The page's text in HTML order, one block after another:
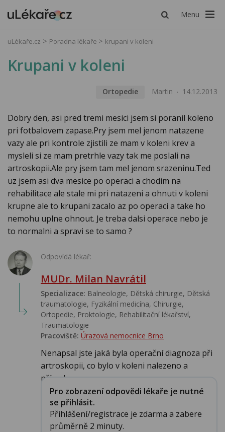
Menu
uLékaře.cz Poradna lékaře krupani v koleni
Krupani v koleni
Ortopedie Martin 14.12.2013
Dobry den, asi pred tremi mesici jsem si poranil koleno
pri fotbalovem zapase.Pry jsem mel jenom natazene
vazy ale pri kontrole zjistili ze mam v koleni krev a
mysleli si ze mam pretrhle vazy tak me poslali na
artroskopii.Ale pry jsem tam mel jenom srazeninu.Ted
uz jsem asi dva mesice po operaci a chodim na
rehabilitace ale stale mi pri natazeni a ohnuti v koleni
krupne ale to krupani zacalo az po operaci a take ho
nemohu uplne ohnout. Je treba dalsi operace nebo je
to normalni a spravi se to samo ?
Odpovídá lékař:
MUDr. Milan Navrátil
Specializace: Balneologie, Dětská chirurgie, Dětská
traumatologie, Fyzikální medicína, Chirurgie,
Ortopedie, Proktologie, Rehabilitační lékařství‎,
Traumatologie
Pracoviště: Úrazová nemocnice Brno
Nenapsal jste jaká byla operační diagnoza při
artroskopii, co bylo v koleni nalezeno a
případ...
Pro zobrazení odpovědi lékaře je nutné
se přihlásit.
Přihlášení/registrace je zdarma a zabere
průměrně 2 minuty.